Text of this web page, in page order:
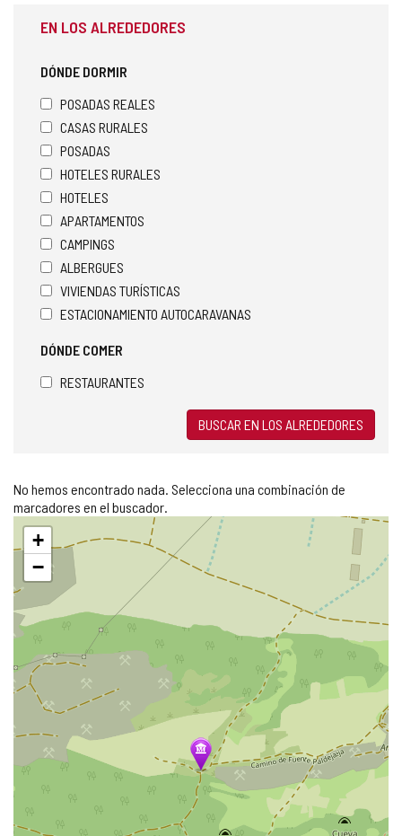
EN LOS ALREDEDORES
DÓNDE DORMIR
POSADAS REALES
CASAS RURALES
POSADAS
HOTELES RURALES
HOTELES
APARTAMENTOS
CAMPINGS
ALBERGUES
VIVIENDAS TURÍSTICAS
ESTACIONAMIENTO AUTOCARAVANAS
DÓNDE COMER
RESTAURANTES
BUSCAR EN LOS ALREDEDORES
No hemos encontrado nada. Selecciona una combinación de
marcadores en el buscador.
Saltar
mapa
+
−